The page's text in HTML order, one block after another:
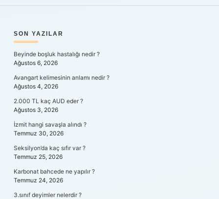
SIDEBAR
SON YAZILAR
Beyinde boşluk hastalığı nedir ?
Ağustos 6, 2026
Avangart kelimesinin anlamı nedir ?
Ağustos 4, 2026
2.000 TL kaç AUD eder ?
Ağustos 3, 2026
İzmit hangi savaşla alındı ?
Temmuz 30, 2026
Seksilyon’da kaç sıfır var ?
Temmuz 25, 2026
Karbonat bahcede ne yapılır ?
Temmuz 24, 2026
3.sınıf deyimler nelerdir ?